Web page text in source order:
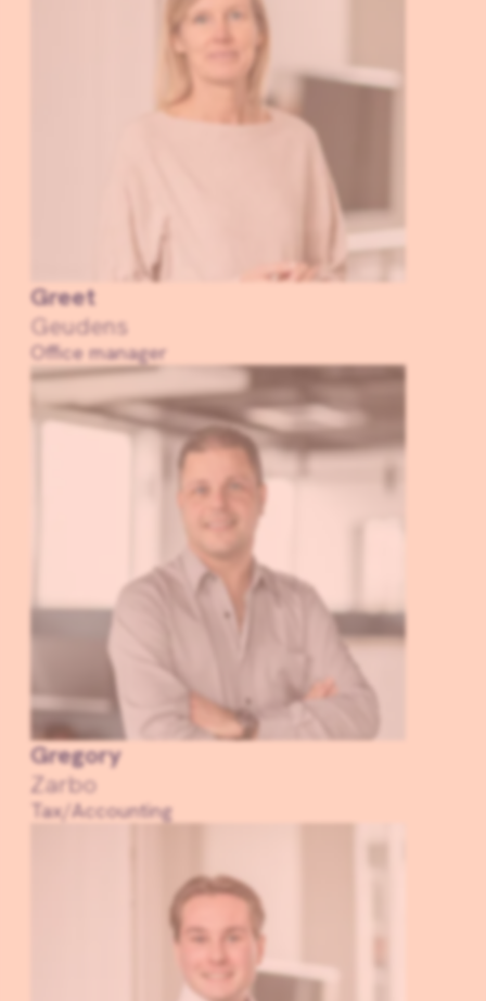
Greet
Geudens
Office manager
Gregory
Zarbo
Tax/Accounting